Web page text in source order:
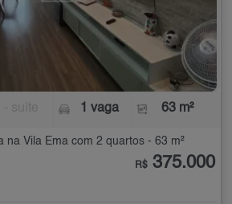
1 vaga 63 m²
na Vila Ema com 2 quartos - 63 m²
R$ 375.000